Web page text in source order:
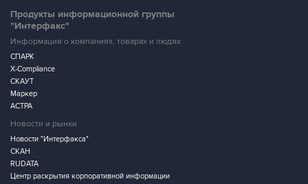
Продукты информационной группы
"Интерфакс"
Информация о компаниях, товарах и людях
СПАРК
X-Compliance
СКАУТ
Маркер
АСТРА
Новости и рынки
Новости "Интерфакса"
СКАН
RUDATA
Центр раскрытия корпоративной информации